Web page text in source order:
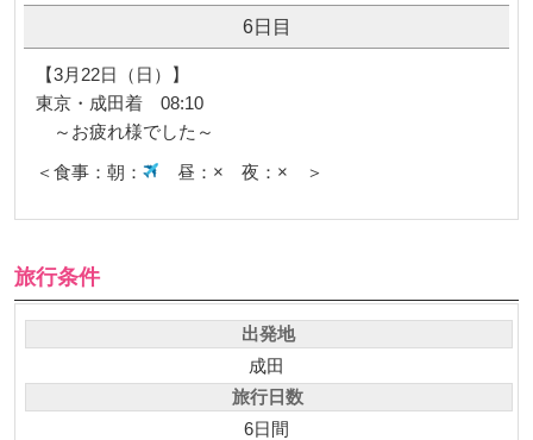
6日目
【3月22日（日）】
東京・成田着 08:10
～お疲れ様でした～
＜食事：朝：
昼：× 夜：× ＞
旅行条件
出発地
成田
旅行日数
6日間